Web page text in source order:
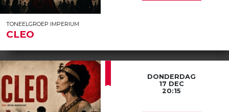
TONEELGROEP IMPERIUM
CLEO
DONDERDAG
17 DEC
20:15